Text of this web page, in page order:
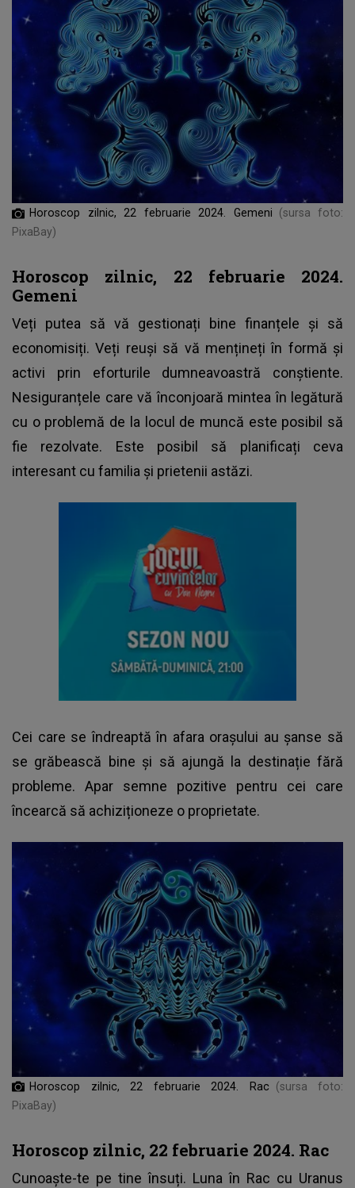
Horoscop zilnic, 22 februarie 2024. Gemeni
(sursa foto:
PixaBay)
Horoscop zilnic, 22 februarie 2024.
Gemeni
Veți putea să vă gestionați bine finanțele și să
economisiți. Veți reuși să vă mențineți în formă și
activi prin eforturile dumneavoastră conștiente.
Nesiguranțele care vă înconjoară mintea în legătură
cu o problemă de la locul de muncă este posibil să
fie rezolvate. Este posibil să planificați ceva
interesant cu familia și prietenii astăzi.
Cei care se îndreaptă în afara orașului au șanse să
se grăbească bine și să ajungă la destinație fără
probleme. Apar semne pozitive pentru cei care
încearcă să achiziționeze o proprietate.
Horoscop zilnic, 22 februarie 2024. Rac
(sursa foto:
PixaBay)
Horoscop zilnic, 22 februarie 2024. Rac
Cunoaște-te pe tine însuți. Luna în Rac cu Uranus